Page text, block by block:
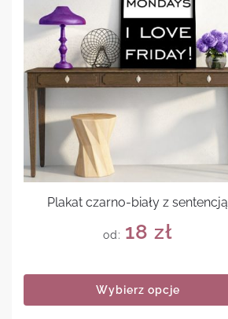
Plakat czarno-biały z sentencją
od: 18 zł
Wybierz opcje